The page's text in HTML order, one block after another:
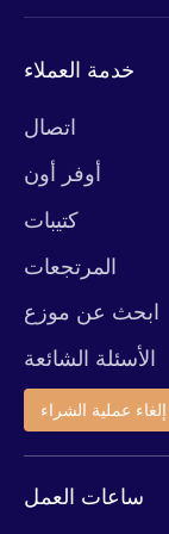
خدمة العملاء
اتصال
أوفر أون
كتيبات
المرتجعات
ابحث عن موزع
الأسئلة الشائعة
إلغاء عملية الشراء
ساعات العمل